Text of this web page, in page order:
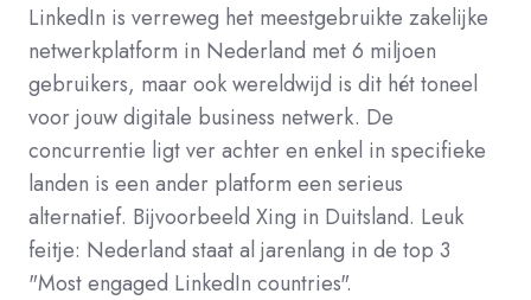
LinkedIn is verreweg het meestgebruikte zakelijke
netwerkplatform in Nederland met 6 miljoen
gebruikers, maar ook wereldwijd is dit hét toneel
voor jouw digitale business netwerk. De
concurrentie ligt ver achter en enkel in specifieke
landen is een ander platform een serieus
alternatief. Bijvoorbeeld Xing in Duitsland. Leuk
feitje: Nederland staat al jarenlang in de top 3
"Most engaged LinkedIn countries".